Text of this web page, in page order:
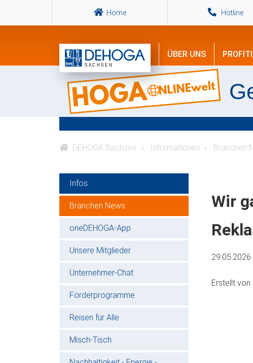
Home Hotline
ÜBER UNS
DEHOGA Sachsen Informationen Branchen
Infos
Branchen News
oneDEHOGA-App
Unsere Mitglieder
Unternehmer-Chat
Förderprogramme
Reisen für Alle
Misch-Tisch
Wir
29.05.2026
Erstellt von